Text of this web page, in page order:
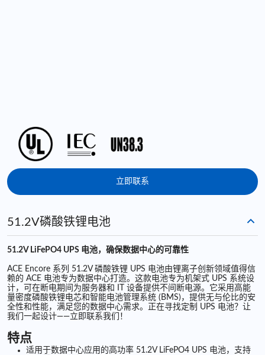
立即联系
51.2V磷酸铁锂电池
51.2V LiFePO4 UPS 电池，确保数据中心的可靠性
ACE Encore 系列 51.2V 磷酸铁锂 UPS 电池由锂离子创新领域值得信
赖的 ACE 电池专为数据中心打造。这款电池专为机架式 UPS 系统设
计，可在断电期间为服务器和 IT 设备提供不间断电源。它采用高能
量密度磷酸铁锂电芯和智能电池管理系统 (BMS)，提供无与伦比的安
全性和性能，满足您的数据中心需求。正在寻找定制 UPS 电池？让
我们一起设计——立即联系我们！
特点
适用于数据中心应用的高功率 51.2V LiFePO4 UPS 电池，支持